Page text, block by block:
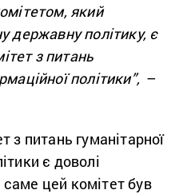
який
державну політику, є
з питань
політики”, –
з питань гуманітарної
є доволі
цей комітет був